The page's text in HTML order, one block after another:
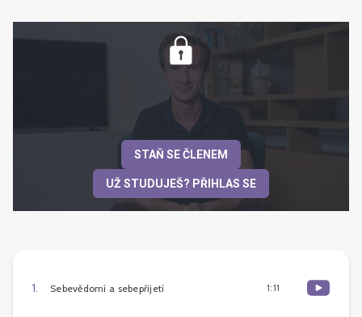
STAŇ SE ČLENEM
UŽ STUDUJEŠ? PŘIHLAS SE
1. Sebevědomí a sebepřijetí 1:11